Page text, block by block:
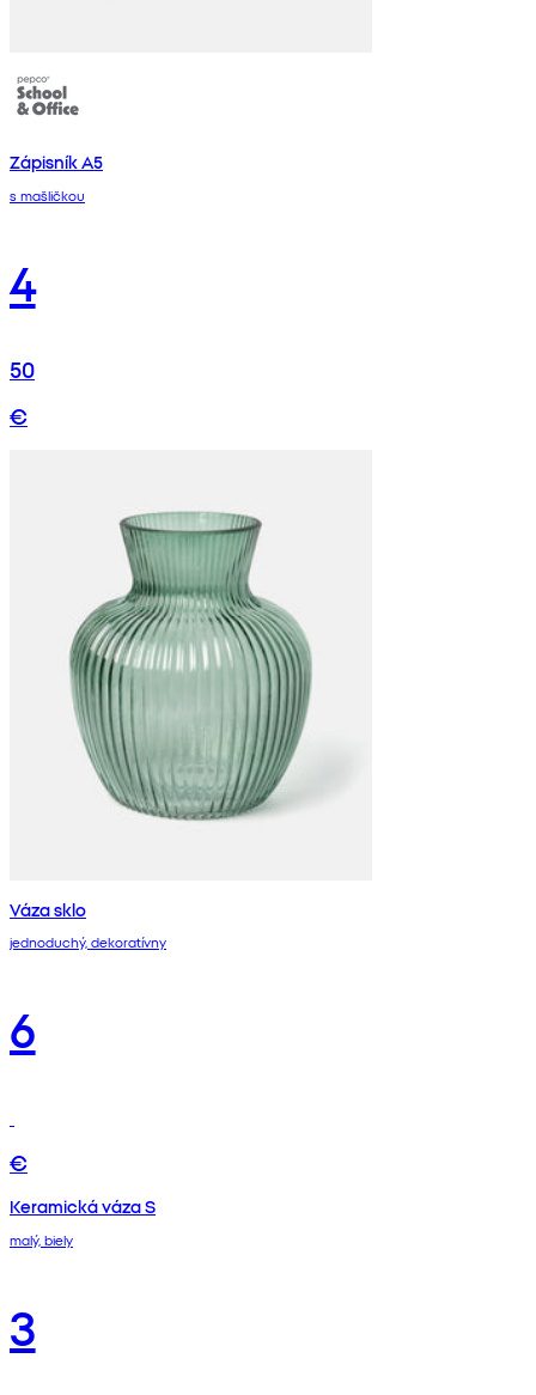
Zápisník A5
s mašličkou
4
50
€
Váza sklo
jednoduchý, dekoratívny
6
€
Keramická váza S
malý, biely
3